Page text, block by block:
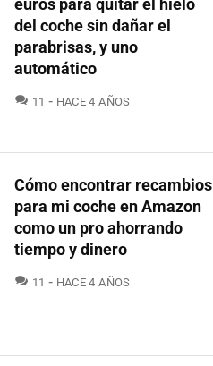
euros para quitar el hielo
del coche sin dañar el
parabrisas, y uno
automático
11 COMENTARIOS
HACE 4 AÑOS
Cómo encontrar recambios
para mi coche en Amazon
como un pro ahorrando
tiempo y dinero
11 COMENTARIOS
HACE 4 AÑOS